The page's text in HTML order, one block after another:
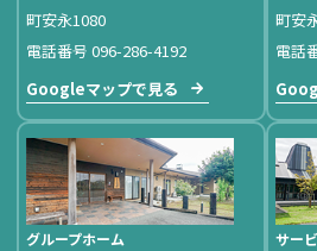
町安永1080
電話番号 096-286-4192
Googleマップで見る
町安
電話
グループホーム サー